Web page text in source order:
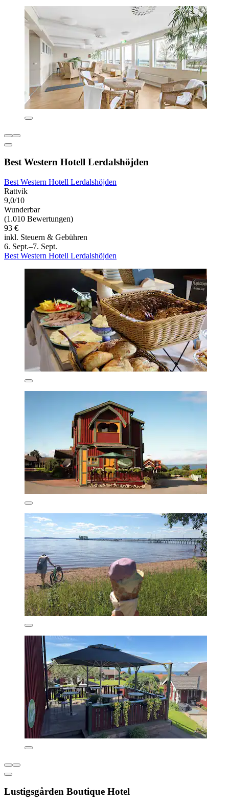
Best Western Hotell Lerdalshöjden
Best Western Hotell Lerdalshöjden
Rattvik
9,0/10
Wunderbar
(1.010 Bewertungen)
93 €
inkl. Steuern & Gebühren
6. Sept.–7. Sept.
Best Western Hotell Lerdalshöjden
Lustigsgården Boutique Hotel